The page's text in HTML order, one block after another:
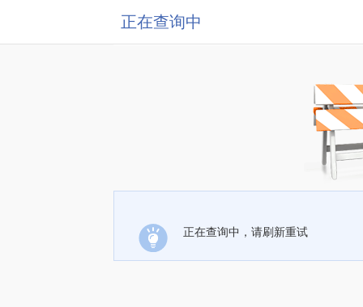
正在查询中
正在查询中，请刷新重试